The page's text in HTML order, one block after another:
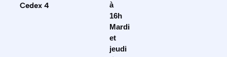
Cedex 4
à
16h
Mardi
et
jeudi